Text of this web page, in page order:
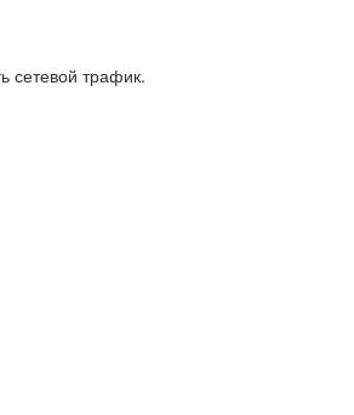
сетевой трафик.